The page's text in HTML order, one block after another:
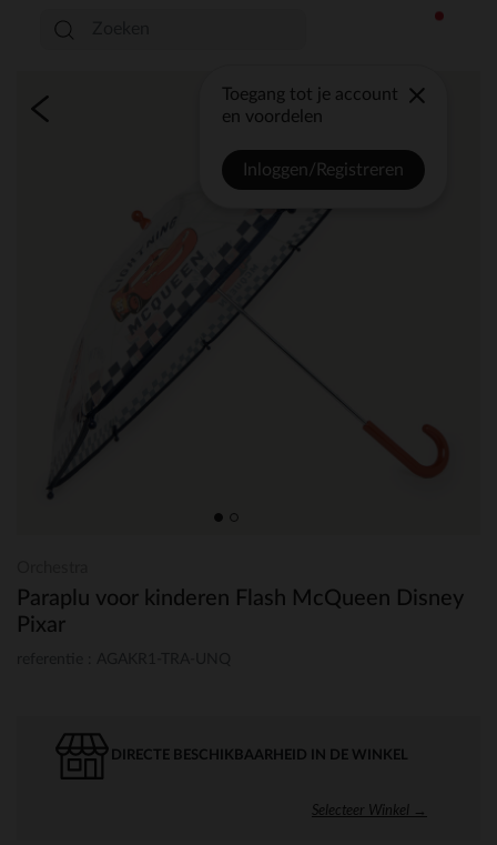
Toegang tot je account
en voordelen
Inloggen/Registreren
Paraplu voor kinderen Flash McQueen Disney
Pixar
DIRECTE BESCHIKBAARHEID IN DE WINKEL
Selecteer Winkel →